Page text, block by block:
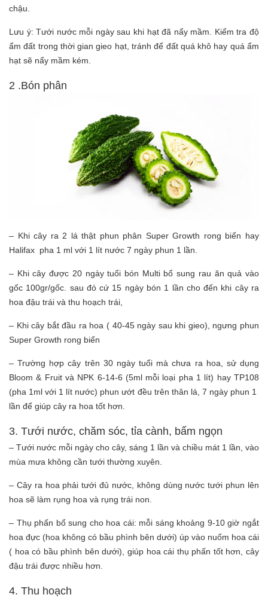
chậu.
Lưu ý: Tưới nước mỗi ngày sau khi hạt đã nẩy mầm. Kiểm tra độ
ẩm đất trong thời gian gieo hạt, tránh để đất quá khô hay quá ẩm
hạt sẽ nẩy mầm kém.
2 .Bón phân
– Khi cây ra 2 lá thật phun phân Super Growth rong biển hay
Halifax pha 1 ml với 1 lít nước 7 ngày phun 1 lần.
– Khi cây được 20 ngày tuổi bón Multi bổ sung rau ăn quả vào
gốc 100gr/gốc. sau đó cứ 15 ngày bón 1 lần cho đến khi cây ra
hoa đậu trái và thu hoạch trái,
– Khi cây bắt đầu ra hoa ( 40-45 ngày sau khi gieo), ngưng phun
Super Growth rong biển
– Trường hợp cây trên 30 ngày tuổi mà chưa ra hoa, sử dụng
Bloom & Fruit và NPK 6-14-6 (5ml mỗi loại pha 1 lít) hay TP108
(pha 1ml với 1 lít nước) phun ướt đều trên thân lá, 7 ngày phun 1
lần để giúp cây ra hoa tốt hơn.
3. Tưới nước, chăm sóc, tỉa cành, bấm ngọn
– Tưới nước mỗi ngày cho cây, sáng 1 lần và chiều mát 1 lần, vào
mùa mưa không cần tưới thường xuyên.
– Cây ra hoa phải tưới đủ nước, không dùng nước tưới phun lên
hoa sẽ làm rụng hoa và rụng trái non.
– Thụ phấn bổ sung cho hoa cái: mỗi sáng khoảng 9-10 giờ ngắt
hoa đực (hoa không có bầu phình bên dưới) úp vào nuốm hoa cái
( hoa có bầu phình bên dưới), giúp hoa cái thụ phấn tốt hơn, cây
đậu trái được nhiều hơn.
4. Thu hoạch